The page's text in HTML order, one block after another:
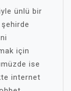
ünlü bir
için
ise
internet